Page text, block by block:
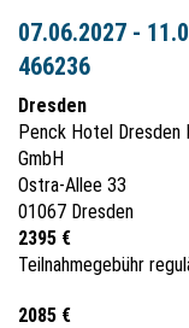
07.06.2027 -
466236
Dresden
Penck Hotel
GmbH
Ostra-Allee 33
01067 Dresden
2395 €
Teilnahmegebühr
2085 €